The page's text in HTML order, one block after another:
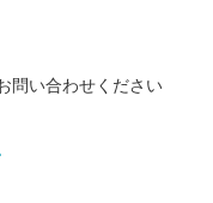
問い合わせください